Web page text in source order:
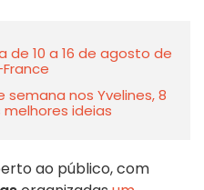
de 10 a 16 de agosto de
nos Yvelines, 8
ideias
ao público, com